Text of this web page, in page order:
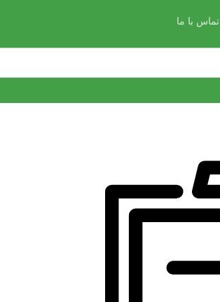
تماس با ما